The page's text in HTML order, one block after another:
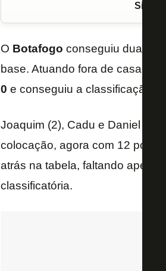
Siga o
O Botafogo conseguiu duas
base. Atuando fora de casa, no
0 e conseguiu a classificação
Joaquim (2), Cadu e Daniel
colocação, agora com 12
atrás na tabela, faltando
classificatória.